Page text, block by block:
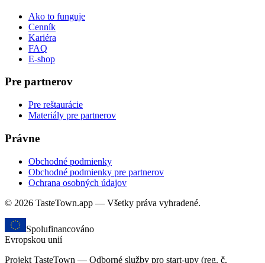
Ako to funguje
Cenník
Kariéra
FAQ
E-shop
Pre partnerov
Pre reštaurácie
Materiály pre partnerov
Právne
Obchodné podmienky
Obchodné podmienky pre partnerov
Ochrana osobných údajov
© 2026 TasteTown.app — Všetky práva vyhradené.
Spolufinancováno
Evropskou unií
Projekt TasteTown — Odborné služby pro start-upy (reg. č.